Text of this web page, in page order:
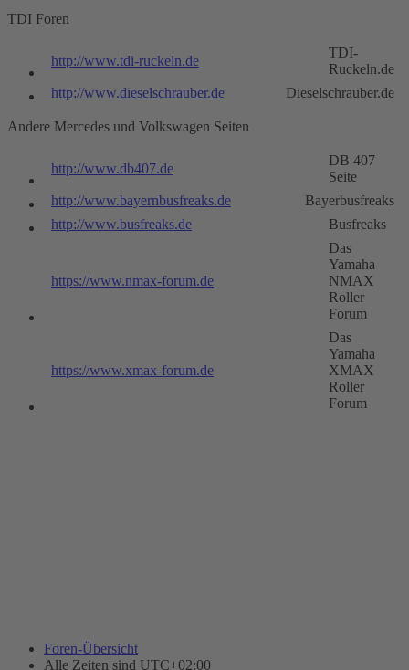
TDI Foren
http://www.tdi-ruckeln.de
TDI-
Ruckeln.de
http://www.dieselschrauber.de
Dieselschrauber.de
Andere Mercedes und Volkswagen Seiten
http://www.db407.de
DB 407
Seite
http://www.bayernbusfreaks.de
Bayerbusfreaks
http://www.busfreaks.de
Busfreaks
https://www.nmax-forum.de
Das
Yamaha
NMAX
Roller
Forum
https://www.xmax-forum.de
Das
Yamaha
XMAX
Roller
Forum
Foren-Übersicht
Alle Zeiten sind UTC+02:00